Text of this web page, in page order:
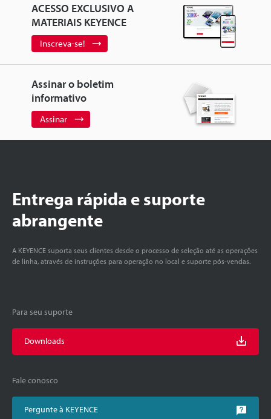
ACESSO EXCLUSIVO A
MATERIAIS KEYENCE
Inscreva-se!
Assinar o boletim
informativo
Assinar
Entrega rápida e suporte
abrangente
A KEYENCE suporta seus clientes desde o processo de seleção até as operações
de linha, através de instruções para operação no local e suporte pós-vendas.
Para seu suporte
Downloads
Fale conosco
Pergunte à KEYENCE